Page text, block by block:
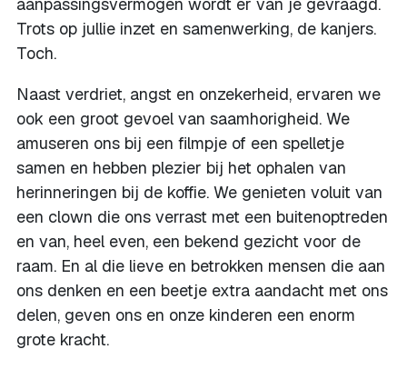
Trots op jullie inzet en samenwerking, de kanjers.
Toch.
Naast verdriet, angst en onzekerheid, ervaren we
ook een groot gevoel van saamhorigheid. We
amuseren ons bij een filmpje of een spelletje
samen en hebben plezier bij het ophalen van
herinneringen bij de koffie. We genieten voluit van
een clown die ons verrast met een buitenoptreden
en van, heel even, een bekend gezicht voor de
raam. En al die lieve en betrokken mensen die aan
ons denken en een beetje extra aandacht met ons
delen, geven ons en onze kinderen een enorm
grote kracht.